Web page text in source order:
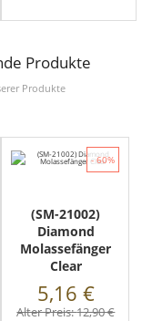
Produkte
Produkte
(SM-21002)
Diamond
Molassefänger
Clear
5,16 €
Alter Preis:12,90 €
- 60%